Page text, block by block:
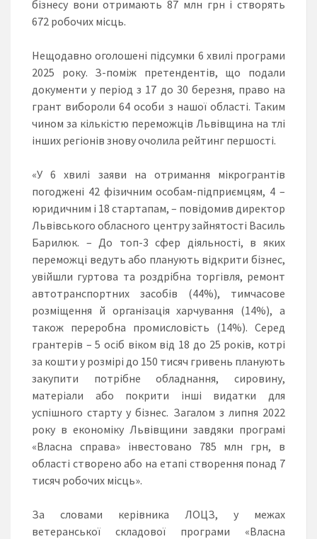
бізнесу вони отримають 87 млн грн і створять
672 робочих місць.
Нещодавно оголошені підсумки 6 хвилі програми
2025 року. З-поміж претендентів, що подали
документи у період з 17 до 30 березня, право на
грант вибороли 64 особи з нашої області. Таким
чином за кількістю переможців Львівщина на тлі
інших регіонів знову очолила рейтинг першості.
«У 6 хвилі заяви на отримання мікрогрантів
погоджені 42 фізичним особам-підприємцям, 4 –
юридичним і 18 стартапам, – повідомив директор
Львівського обласного центру зайнятості Василь
Барилюк. – До топ-3 сфер діяльності, в яких
переможці ведуть або планують відкрити бізнес,
увійшли гуртова та роздрібна торгівля, ремонт
автотранспортних засобів (44%), тимчасове
розміщення й організація харчування (14%), а
також переробна промисловість (14%). Серед
грантерів – 5 осіб віком від 18 до 25 років, котрі
за кошти у розмірі до 150 тисяч гривень планують
закупити потрібне обладнання, сировину,
матеріали або покрити інші видатки для
успішного старту у бізнес. Загалом з липня 2022
року в економіку Львівщини завдяки програмі
«Власна справа» інвестовано 785 млн грн, в
області створено або на етапі створення понад 7
тисяч робочих місць».
За словами керівника ЛОЦЗ, у межах
ветеранської складової програми «Власна